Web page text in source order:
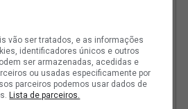
vão ser tratados, e as informações
identificadores únicos e outros
ser armazenadas, acedidas e
ou usadas especificamente por
parceiros podemos usar dados de
Lista de parceiros.